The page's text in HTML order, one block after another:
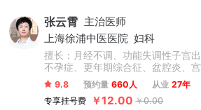
疗，尤其擅长抑郁焦虑与精神分裂症
张云霄 主治医师
上海徐浦中医医院 妇科
擅长：月经不调、功能失调性子宫
不孕症、更年期综合征、盆腔炎、
毒感染等、卵巢囊肿、子宫肌瘤、
失眠调理、内分泌失调、肥胖症、
炎、阴道菌群失调。
9.8 预约量 660人 从业 27年
专享挂号费
￥12.00 ￥0.00